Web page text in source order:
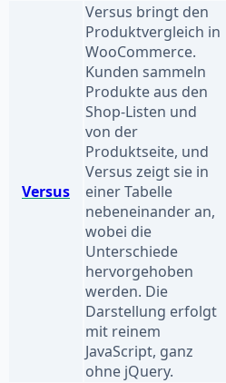
Versus
Versus bringt den
Produktvergleich in
WooCommerce.
Kunden sammeln
Produkte aus den
Shop-Listen und
von der
Produktseite, und
Versus zeigt sie in
einer Tabelle
nebeneinander an,
wobei die
Unterschiede
hervorgehoben
werden. Die
Darstellung erfolgt
mit reinem
JavaScript, ganz
ohne jQuery.